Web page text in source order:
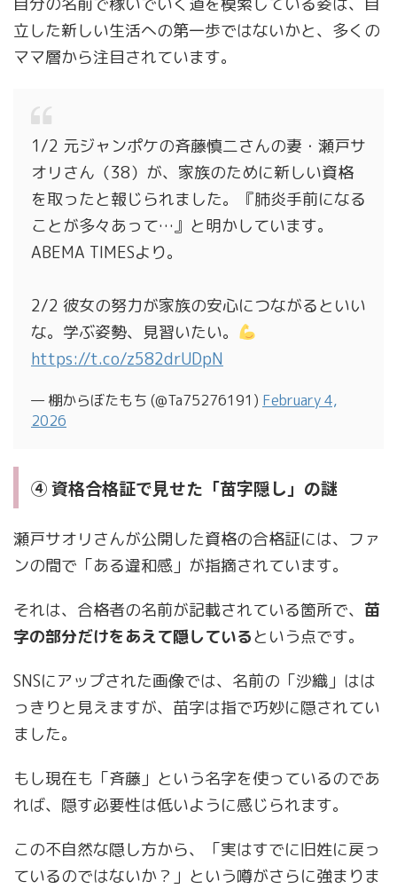
立した新しい生活への第一歩ではないかと、多くの
ママ層から注目されています。
1/2 元ジャンポケの斉藤慎二さんの妻・瀬戸サ
オリさん（38）が、家族のために新しい資格
を取ったと報じられました。『肺炎手前になる
ことが多々あって…』と明かしています。
ABEMA TIMESより。
2/2 彼女の努力が家族の安心につながるといい
な。学ぶ姿勢、見習いたい。
https://t.co/z582drUDpN
— 棚からぼたもち (@Ta75276191) February 4,
2026
④ 資格合格証で見せた「苗字隠し」の謎
瀬戸サオリさんが公開した資格の合格証には、ファ
ンの間で「ある違和感」が指摘されています。
それは、合格者の名前が記載されている箇所で、 苗
字の部分だけをあえて隠しているという点です。
SNSにアップされた画像では、名前の「沙織」はは
っきりと見えますが、苗字は指で巧妙に隠されてい
ました。
もし現在も「斉藤」という名字を使っているのであ
れば、隠す必要性は低いように感じられます。
この不自然な隠し方から、「実はすでに旧姓に戻っ
ているのではないか？」という噂がさらに強まりま